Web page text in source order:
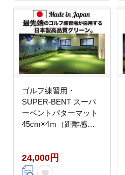
ゴルフ練習用・
SUPER-BENT スーパ
ーベントパターマット
45cm×4ｍ（距離感マ
24,000円